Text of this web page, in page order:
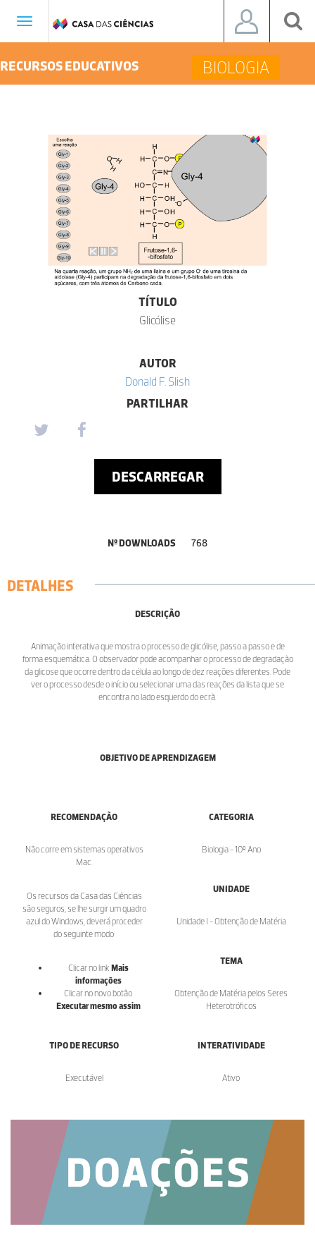
Toggle
RECURSOS EDUCATIVOS BIOLOGIA
TÍTULO
Glicólise
AUTOR
Donald F. Slish
PARTILHAR
DESCARREGAR
Nº DOWNLOADS 768
DETALHES
DESCRIÇÃO
Animação interativa que mostra o processo de glicólise, passo a passo e de
forma esquemática. O observador pode acompanhar o processo de degradação
da glicose que ocorre dentro da célula ao longo de dez reações diferentes. Pode
ver o processo desde o início ou selecionar uma das reações da lista que se
encontra no lado esquerdo do ecrã.
OBJETIVO DE APRENDIZAGEM
RECOMENDAÇÃO
Não corre em sistemas operativos
Mac.
Os recursos da Casa das Ciências
são seguros, se lhe surgir um quadro
azul do Windows, deverá proceder
do seguinte modo:
Clicar no link Mais
informações
Clicar no novo botão
Executar mesmo assim
CATEGORIA
Biologia - 10º Ano
UNIDADE
Unidade I - Obtenção de Matéria
TEMA
Obtenção de Matéria pelos Seres
Heterotróficos
TIPO DE RECURSO
Executável
INTERATIVIDADE
Ativo